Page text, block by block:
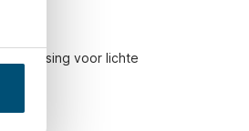
oplossing voor lichte